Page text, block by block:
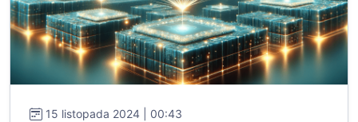
15 listopada 2024 | 00:43